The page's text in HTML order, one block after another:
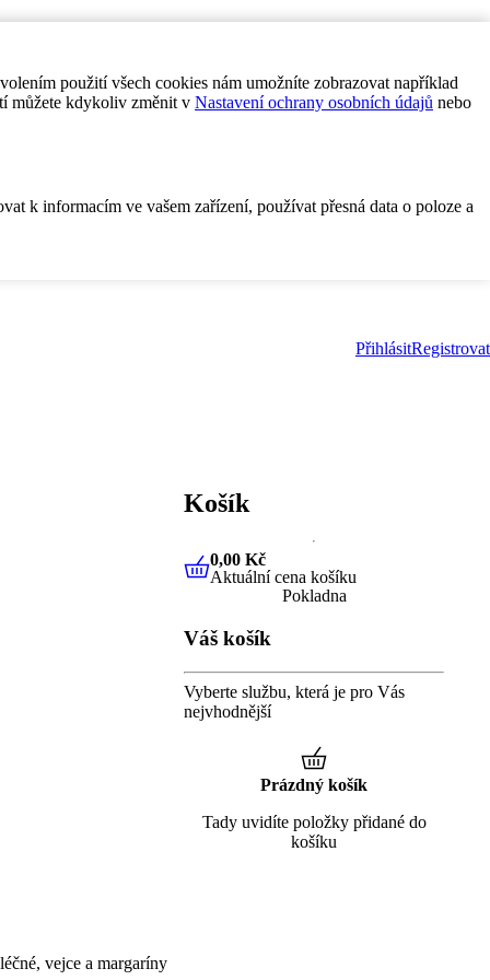
použití všech cookies nám umožníte zobrazovat například
můžete kdykoliv změnit v Nastavení ochrany osobních údajů nebo
k informacím ve vašem zařízení, používat přesná data o poloze a
PřihlásitRegistrovat
vejce a margaríny
Košík
0,00 KčAktuální cena košíku
0,00 Kč
Aktuální cena košíku
Pokladna
Váš košík
Vyberte službu, která je pro Vás
nejvhodnější
Prázdný košík
Tady uvidíte položky přidané do
košíku